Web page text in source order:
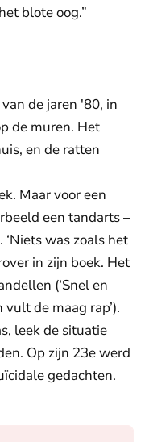
blote oog.”
de jaren '80, in
de muren. Het
en de ratten
Maar voor een
een tandarts –
was zoals het
in zijn boek. Het
(‘Snel en
de maag rap’).
leek de situatie
Op zijn 23e werd
gedachten.